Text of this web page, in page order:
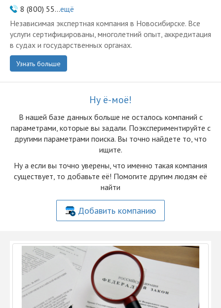
8 (800) 55...ещё
Независимая экспертная компания в Новосибирске. Все
услуги сертифицированы, многолетний опыт, аккредитация
в судах и государственных органах.
Узнать больше
Ну ё-моё!
В нашей базе данных больше не осталоcь компаний с
параметрами, которые вы задали. Поэкспериментируйте с
другими параметрами поиска. Вы точно найдете то, что
ищите.
Ну а если вы точно уверены, что именно такая компания
существует, то добавьте её! Помогите другим людям её
найти
Добавить компанию